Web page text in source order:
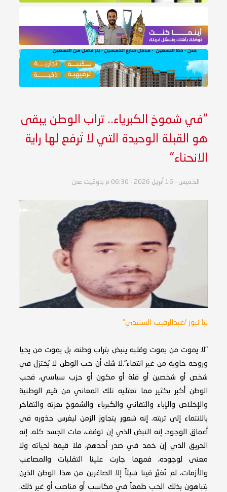
"في شموخ الكبرياء.. تراب الوطن يبقى
هو القبلة الوحيدة التي لا تُرفع لها راية
الانحناء"
الخميس - 16 أبريل 2026 - 06:30 م بتوقيت عدن
نبا نيوز /عبدالرقيب السنيدي"
"لا يموت من يموت وقلبه ينبض بتراب وطنه، بل يموت من يحيا
وروحه خاوية من غير انتماء".لا شك أن حب الوطن لا يُختزل في
شخص أو شخصين أو فئة أو مكون أو حزب سياسي، فحب
الوطن أكبر بكثير مما تعتليه تلك المعاني من قيم الوطنية
والإخلاص والإباء والتفاني والكبرياء والشموخ بعزته والتفاخر
بالانتماء إلى تربته. إنه شعور يتجاوز الزمن ليغرس جذوره في
أعماق الوجود. إنه النبض الذي إن توقف، مات الجسد كله. إنه
الحريق الذي إن خمد في صدر أحدهم، فلا قيمة لحياته ولا
معنى لوجوده، فمهما جارت علينا التقلبات والمصاعب
والأزمات، لم تُغيّر فينا شيئاً إلا الصاغرين من هذا الوطن الذين
يتباهون بذلك الحب طمعاً في مكاسب أو مناصب أو غير ذلك.